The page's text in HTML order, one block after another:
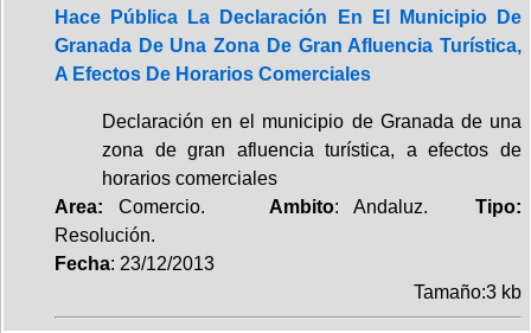
Hace Pública La Declaración En El Municipio De
Granada De Una Zona De Gran Afluencia Turística,
A Efectos De Horarios Comerciales
Declaración en el municipio de Granada de una
zona de gran afluencia turística, a efectos de
horarios comerciales
Area: Comercio. Ambito: Andaluz.Tipo:
Resolución.
Fecha: 23/12/2013
Tamaño:3 kb